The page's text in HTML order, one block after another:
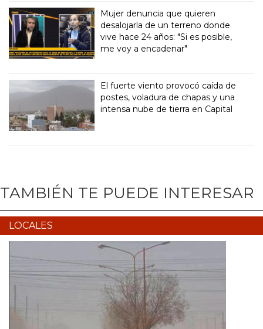
Mujer denuncia que quieren
desalojarla de un terreno donde
vive hace 24 años: "Si es posible,
me voy a encadenar"
El fuerte viento provocó caída de
postes, voladura de chapas y una
intensa nube de tierra en Capital
TAMBIÉN TE PUEDE INTERESAR
LOCALES